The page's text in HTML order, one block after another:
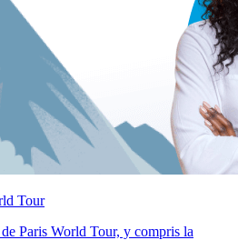
Tour
de Paris World Tour, y compris la